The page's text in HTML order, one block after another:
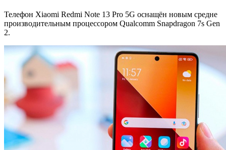
Телефон Xiaomi Redmi Note 13 Pro 5G оснащён новым средне
производительным процессором Qualcomm Snapdragon 7s Gen
2.